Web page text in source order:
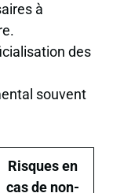
à
des
souvent
Risques en
cas de non-